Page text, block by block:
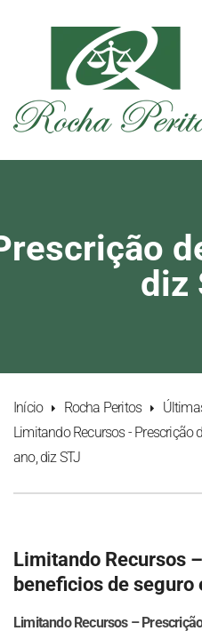
diz
Início Rocha Peritos
Limitando Recursos - Prescrição
ano, diz STJ
Limitando Recursos
beneficios de seguro
Limitando Recursos –